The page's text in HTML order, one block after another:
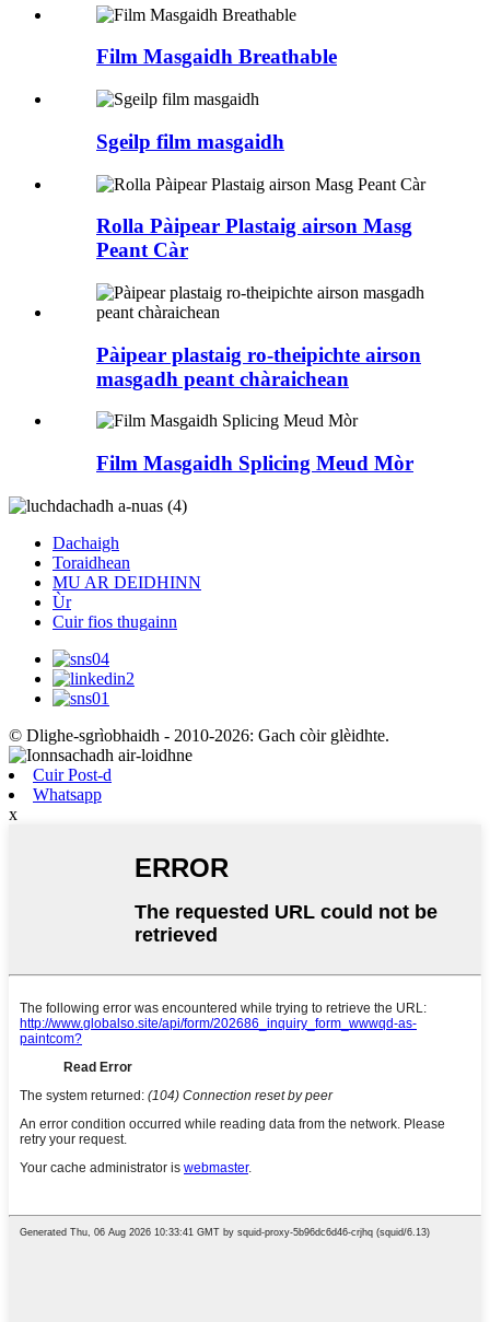
Film Masgaidh Breathable
Sgeilp film masgaidh
Rolla Pàipear Plastaig airson Masg
Peant Càr
Pàipear plastaig ro-theipichte airson
masgadh peant chàraichean
Film Masgaidh Splicing Meud Mòr
Dachaigh
Toraidhean
MU AR DEIDHINN
Ùr
Cuir fios thugainn
© Dlighe-sgrìobhaidh - 2010-2026: Gach còir glèidhte.
Cuir Post-d
Whatsapp
x